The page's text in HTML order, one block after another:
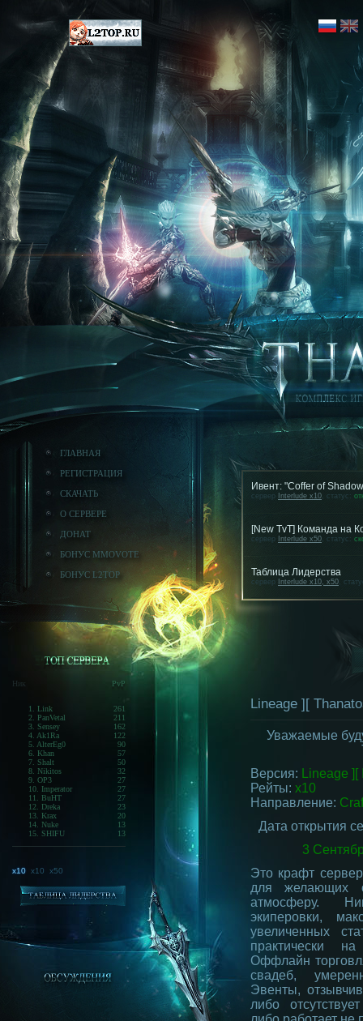
ГЛАВНАЯ
РЕГИСТРАЦИЯ
СКАЧАТЬ
О СЕРВЕРЕ
ДОНАТ
БОНУС MMOVOTE
БОНУС L2TOP
Ник PvP
1. Link
261
2. PanVetal
211
3. Sensey
162
4. Ak1Ra
122
5. AlterEg0
90
6. Khan
57
7. Shalt
50
8. Nikitos
32
9. OP3
27
10. Imperator
27
11. BuHT
27
12. Dreka
23
13. Krax
20
14. Nuke
13
15. SHIFU
13
x10 x10 x50
Ивент: "Coffer of
сервер Interlude x10, статус:
[New TvT] Команда на
сервер Interlude x50, статус:
Таблица Лидерства
сервер Interlude x10, x50,
Lineage ][
Уважаемые
Версия:
Lineage
Рейты: x10
Направление: Cr
Дата открытия
3
Это крафт
для желающих
атмосферу.
экиперовки,
увеличенных
практически
Оффлайн
свадеб,
Эвенты,
либо